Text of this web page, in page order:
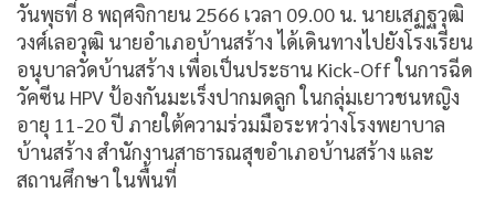
วันพุธที่ 8 พฤศจิกายน 2566 เวลา 09.00 น. นายเสฏฐวุฒิ
วงศ์เลอวุฒิ นายอำเภอบ้านสร้าง ได้เดินทางไปยังโรงเรียน
อนุบาลวัดบ้านสร้าง เพื่อเป็นประธาน Kick-Off ในการฉีด
วัคซีน HPV ป้องกันมะเร็งปากมดลูก ในกลุ่มเยาวชนหญิง
อายุ 11-20 ปี ภายใต้ความร่วมมือระหว่างโรงพยาบาล
บ้านสร้าง สำนักงานสาธารณสุขอำเภอบ้านสร้าง และ
สถานศึกษา ในพื้นที่